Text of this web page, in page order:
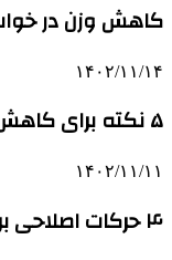
کاهش وزن در
۱۴۰۲/۱۱/۱۴
۵ نکته برای کاهش وزن بدون ورزش
۱۴۰۲/۱۱/۱۱
۴ حرکات اصلاحی برای تقویت زانو